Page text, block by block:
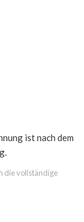
ist nach dem
die vollständige